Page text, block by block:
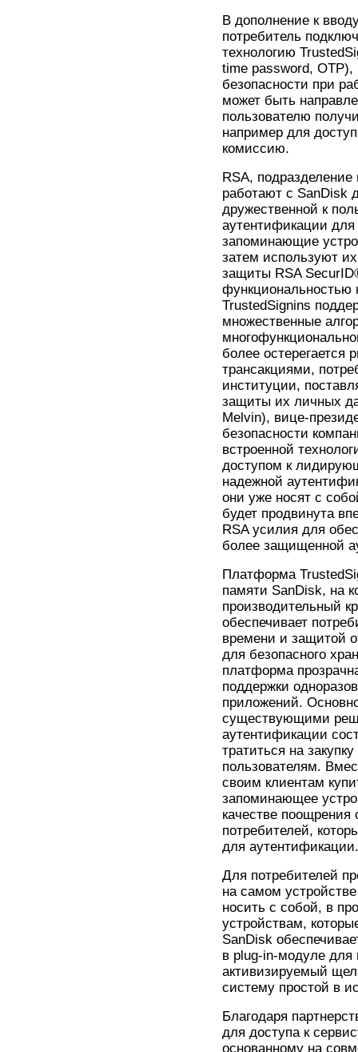
В дополнение к
потребитель
технологию
time password, OTP),
безопасности при
может быть
пользователю
например для
комиссию.
RSA,
работают с SanDisk
дружественной к
аутентификации для
запоминающие
затем используют
защиты RSA
функциональностью
TrustedSignins
множественные
более остерегается
трансакциями,
институции,
защиты их личных
Melvin), вице-
безопасности
встроенной
доступом к
надежной
они уже носят с
будет продвинута
RSA усилия для
более защищенной
Платформа
памяти SanDisk, на
производительный
обеспечивает
времени и защитой
для безопасного
платформа
поддержки
приложений.
существующими
аутентификации
тратиться на
пользователям.
своим клиентам
запоминающее
качестве поощрения
потребителей,
для аутентификации.
Для потребителей
на самом
носить с собой, в
устройствам,
SanDisk
в plug-in-модуле для
активизируемый
систему простой в
Благодаря
для доступа к
основанному на